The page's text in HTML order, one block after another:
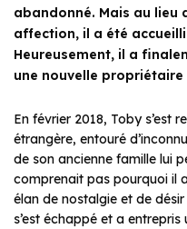
abandonné. Mais au lieu
affection, il a été
Heureusement, il a
une nouvelle propriétaire
En février 2018, Toby s’est
étrangère, entouré
de son ancienne famille lui
comprenait pas pourquoi il
élan de nostalgie et de
s’est échappé et a